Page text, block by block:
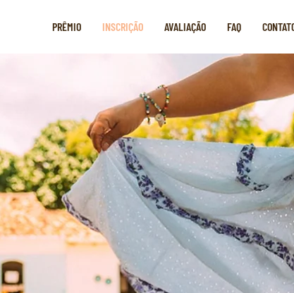
PRÊMIO INSCRIÇÃO AVALIAÇÃO FAQ